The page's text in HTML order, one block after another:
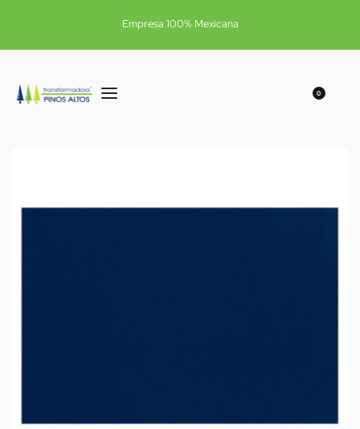
Empresa 100% Mexicana
0